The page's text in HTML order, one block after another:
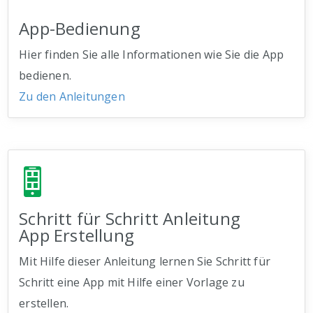
App-Bedienung
Hier finden Sie alle Informationen wie Sie die App
bedienen.
Zu den Anleitungen
Schritt für Schritt Anleitung
App Erstellung
Mit Hilfe dieser Anleitung lernen Sie Schritt für
Schritt eine App mit Hilfe einer Vorlage zu
erstellen.